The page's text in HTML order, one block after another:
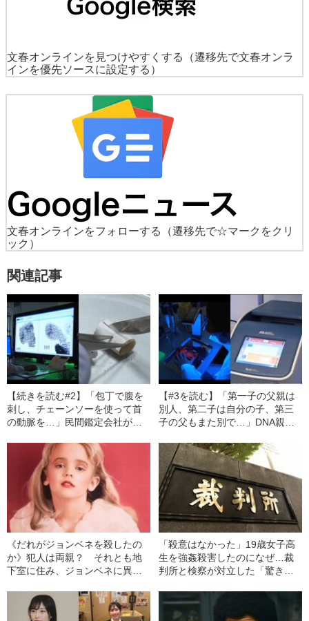
文春オンラインを見つけやすくする
（遷移先で文春オンラ
インを優先ソースに設定する）
文春オンラインをフォローする
（遷移先で☆マークをクリ
ック）
関連記事
【続きを読む#2】「包丁で腹を
刺し、チェーンソーを使って首
の動脈を…」民間鑑定会社が執
拠」 真犯人と疑われた男の壮絶
な末路とは？
【#3を読む】「第一子の父親は
別人、第二子は自分の子、第三
子の父もまた別で…」DNA親子
10年前にできちゃった婚した夫
が見せた“あまりにショックな表
情”《科学鑑定の現在地》
《だれがジョンベネを殺したの
か》犯人は両親？ それとも地
下室に住み、ジョンベネに異常
追う私立調査員が出した結論は
「殺意はなかった」19歳女子高
生を強姦殺害したのになぜ…裁
判所と検察が対立した「驚きの